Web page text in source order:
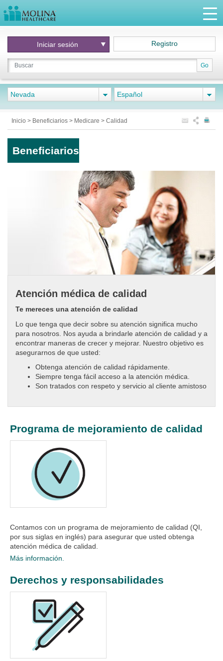
Go
Iniciar sesión Registro
Nevada Español
Inicio > Beneficiarios > Medicare > Calidad
Beneficiarios
Atención médica de calidad
Te mereces una atención de calidad
Lo que tenga que decir sobre su atención significa mucho
para nosotros. Nos ayuda a brindarle atención de calidad y a
encontrar maneras de crecer y mejorar. Nuestro objetivo es
asegurarnos de que usted:
Obtenga atención de calidad rápidamente.
Siempre tenga fácil acceso a la atención médica.
Son tratados con respeto y servicio al cliente amistoso
Programa de mejoramiento de calidad
Contamos con un programa de mejoramiento de calidad (QI,
por sus siglas en inglés) para asegurar que usted obtenga
atención médica de calidad.​
Más información.
Derechos y responsabilidades